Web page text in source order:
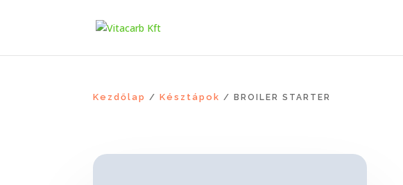
Kezdőlap /Késztápok / BROILER STARTER